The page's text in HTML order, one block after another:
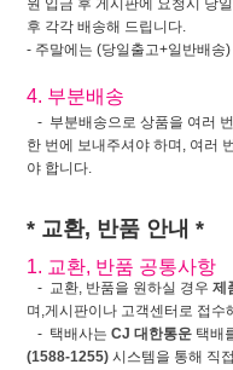
원 입금 후 게시판에 요청시 당
후 각각 배송해 드립니다.
- 주말에는 (당일출고+일반배송
4. 부분배송
- 부분배송으로 상품을 여러
한 번에 보내주셔야 하며, 여러
야 합니다.
* 교환, 반품 안내 *
1. 교환, 반품 공통사항
- 교환, 반품을 원하실 경우 제
며,게시판이나 고객센터로 접수
- 택배사는 CJ 대한통운 택배
(1588-1255) 시스템을 통해 직